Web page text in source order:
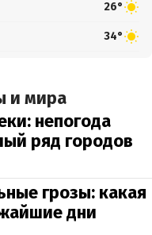
26°
34°
и мира
непогода
ряд городов
грозы: какая
дни